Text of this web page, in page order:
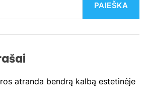
PAIEŠKA
atranda bendrą kalbą estetinėje